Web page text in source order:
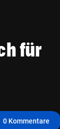
für
0 Kommentare